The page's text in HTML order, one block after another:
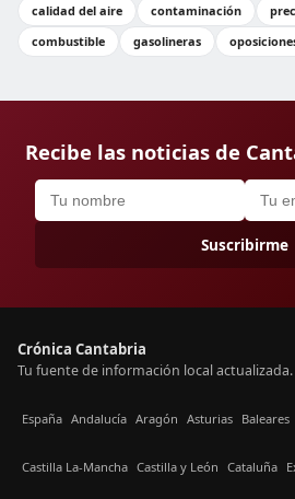
calidad del aire
contaminación
combustible
gasolineras
Recibe las noticias de
Suscribirme
Crónica Cantabria
Tu fuente de información local actualizada.
España Andalucía Aragón Asturias Baleares
Castilla La-Mancha Castilla y León Cataluña